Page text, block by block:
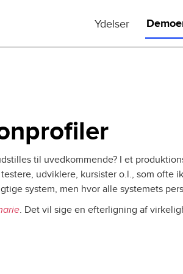
Main
navigation
Ydelser
til uvedkommende? I et
udviklere, kursister o.l., som ofte
system, men hvor alle systemets
. Det vil sige en efterligning af